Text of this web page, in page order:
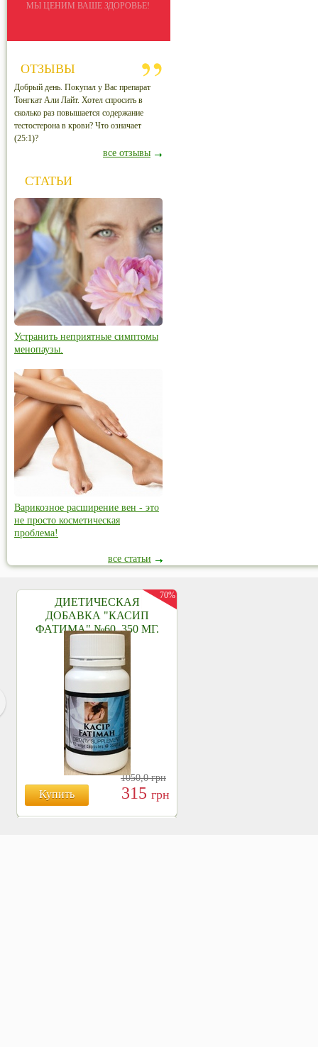
МЫ ЦЕНИМ ВАШЕ ЗДОРОВЬЕ!
ОТЗЫВЫ
Добрый день. Покупал у Вас препарат
Тонгкат Али Лайт. Хотел спросить в
сколько раз повышается содержание
тестостерона в крови? Что означает
(25:1)?
все отзывы
СТАТЬИ
Устранить неприятные симптомы
менопаузы.
Варикозное расширение вен - это
не просто косметическая
проблема!
все статьи
ДИЕТИЧЕСКАЯ
ДОБАВКА "КАСИП
ФАТИМА" №60, 350 МГ.
Купить
1050,0грн
315 грн
70%